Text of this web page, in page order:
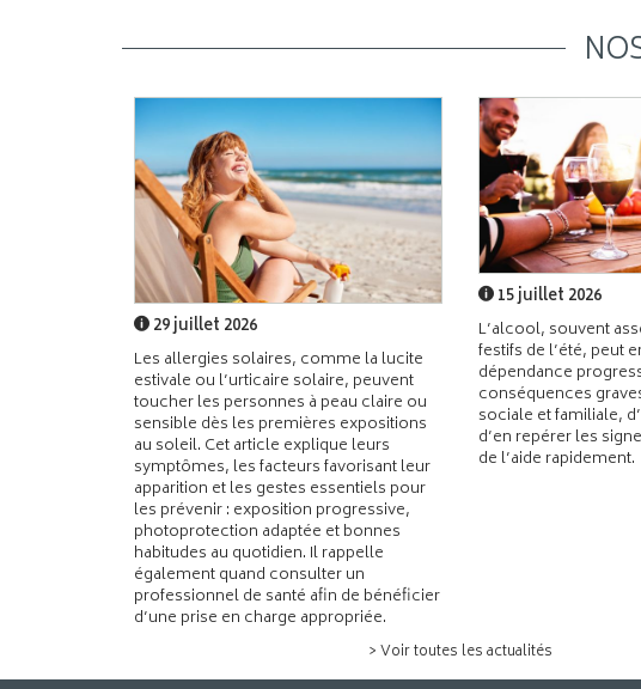
29 juillet 2026
Les allergies solaires, comme la lucite
estivale ou l’urticaire solaire, peuvent
toucher les personnes à peau claire ou
sensible dès les premières expositions
au soleil. Cet article explique leurs
symptômes, les facteurs favorisant leur
apparition et les gestes essentiels pour
les prévenir : exposition progressive,
photoprotection adaptée et bonnes
habitudes au quotidien. Il rappelle
également quand consulter un
professionnel de santé afin de bénéficier
d’une prise en charge appropriée.
15 juillet 2026
L’alcool, souvent
festifs de l’été, peut
dépendance
conséquences
sociale et familiale,
d’en repérer les
de l’aide rapidement.
> Voir toutes les actualités